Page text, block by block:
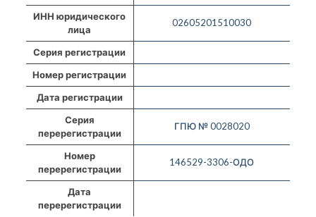
ИНН юридического
лица
02605201510030
Серия регистрации
Номер регистрации
Дата регистрации
Серия
перерегистрации
ГПЮ № 0028020
Номер
перерегистрации
146529-3306-ОДО
Дата
перерегистрации